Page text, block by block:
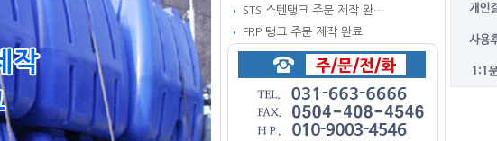
STS 스텐탱크 주문 제작 완…
FRP 탱크 주문 제작 완료